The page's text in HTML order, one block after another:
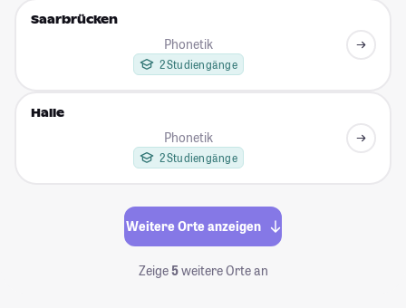
Saarbrücken
Phonetik
2 Studiengänge
Halle
Phonetik
2 Studiengänge
Weitere Orte anzeigen
Zeige5weitere Orte an